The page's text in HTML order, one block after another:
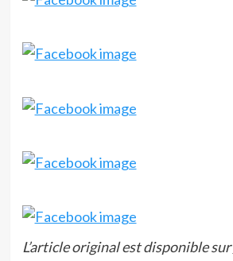
L’article original est disponible sur